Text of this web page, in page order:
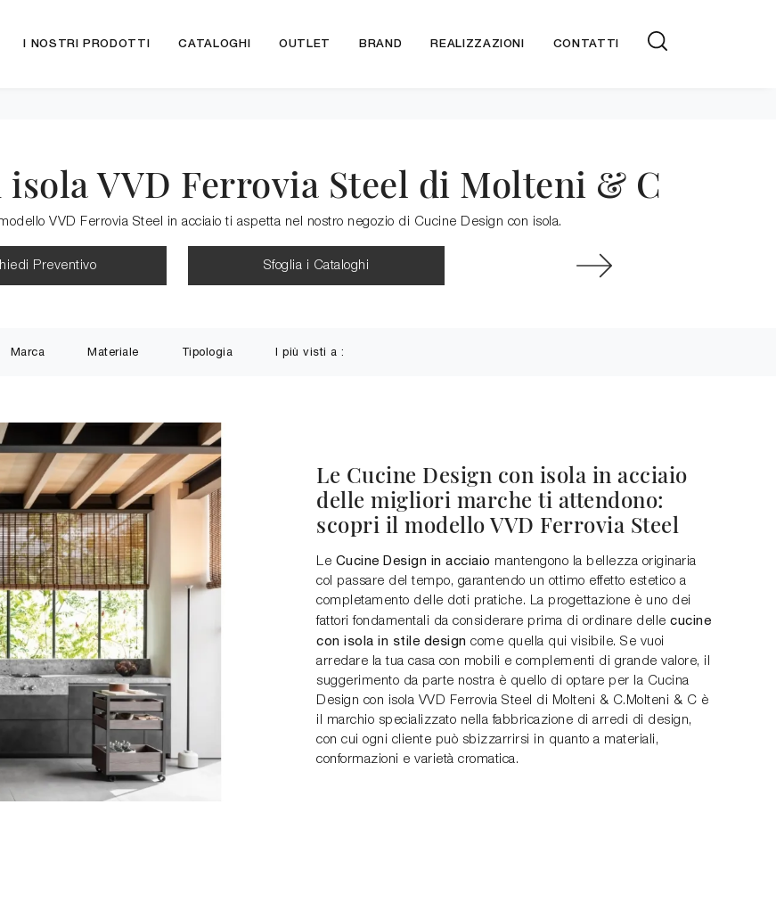
I NOSTRI PRODOTTI CATALOGHI OUTLET BRAND REALIZZAZIONI CONTATTI
VVD Ferrovia Steel di Molteni & C
VVD Ferrovia Steel in acciaio ti aspetta nel nostro negozio di Cucine Design con isola.
Preventivo Sfoglia i Cataloghi
Marca Materiale Tipologia I più visti a :
Le Cucine Design con isola in acciaio
delle migliori marche ti attendono:
scopri il modello VVD Ferrovia Steel
Le Cucine Design in acciaio mantengono la bellezza originaria
col passare del tempo, garantendo un ottimo effetto estetico a
completamento delle doti pratiche. La progettazione è uno dei
fattori fondamentali da considerare prima di ordinare delle cucine
con isola in stile design come quella qui visibile. Se vuoi
arredare la tua casa con mobili e complementi di grande valore, il
suggerimento da parte nostra è quello di optare per la Cucina
Design con isola VVD Ferrovia Steel di Molteni & C.Molteni & C è
il marchio specializzato nella fabbricazione di arredi di design,
con cui ogni cliente può sbizzarrirsi in quanto a materiali,
conformazioni e varietà cromatica.